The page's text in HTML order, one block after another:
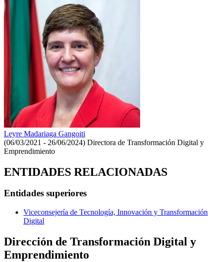
Leyre Madariaga Gangoiti
(06/03/2021 - 26/06/2024) Directora de Transformación Digital y
Emprendimiento
ENTIDADES RELACIONADAS
Entidades superiores
Viceconsejería de Tecnología, Innovación y Transformación
Digital
Dirección de Transformación Digital y
Emprendimiento